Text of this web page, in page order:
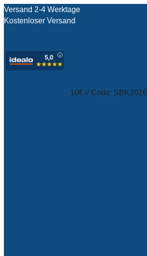
Versand 2-4 Werktage
Kostenloser Versand
10€ // Code: SBK2026